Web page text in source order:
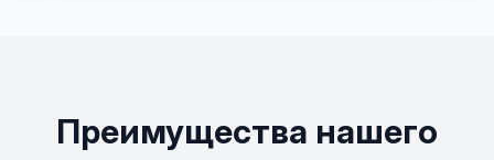
Преимущества нашего